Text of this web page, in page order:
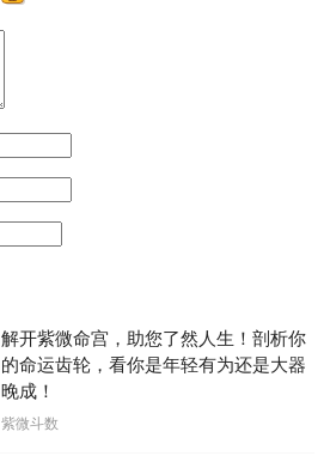
解开紫微命宫，助您了然人生！剖析你
的命运齿轮，看你是年轻有为还是大器
晚成！
紫微斗数